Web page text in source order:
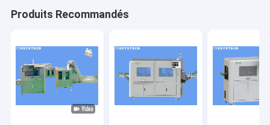
Produits Recommandés